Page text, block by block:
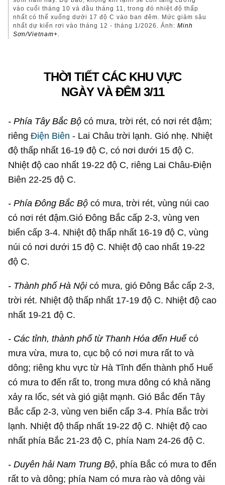
vào cuối tháng 10 và đầu tháng 11, trong đó nhiệt độ thấp
nhất có thể xuống dưới 17 độ C vào ban đêm. Mức giảm sâu
nhất dự kiến rơi vào tháng 12 - tháng 1/2026. Ảnh:Minh
Sơn/Vietnam+.
THỜI TIẾT CÁC KHU VỰC
NGÀY VÀ ĐÊM 3/11
- Phía Tây Bắc Bộcó mưa, trời rét, có nơi rét đậm;
riêngĐiện Biên - Lai Châu trời lạnh. Gió nhẹ. Nhiệt
độ thấp nhất 16-19 độ C, có nơi dưới 15 độ C.
Nhiệt độ cao nhất 19-22 độ C, riêng Lai Châu-Điện
Biên 22-25 độ C.
- Phía Đông Bắc Bộ có mưa, trời rét, vùng núi cao
có nơi rét đậm.Gió Đông Bắc cấp 2-3, vùng ven
biển cấp 3-4. Nhiệt độ thấp nhất 16-19 độ C, vùng
núi có nơi dưới 15 độ C. Nhiệt độ cao nhất 19-22
độ C.
- Thành phố Hà Nộicó mưa, gió Đông Bắc cấp 2-3,
trời rét. Nhiệt độ thấp nhất 17-19 độ C. Nhiệt độ cao
nhất 19-21 độ C.
- Các tỉnh, thành phố từ Thanh Hóa đến Huếcó
mưa vừa, mưa to, cục bộ có nơi mưa rất to và
dông; riêng khu vực từ Hà Tĩnh đến thành phố Huế
có mưa to đến rất to, trong mưa dông có khả năng
xảy ra lốc, sét và gió giật mạnh. Gió Bắc đến Tây
Bắc cấp 2-3, vùng ven biển cấp 3-4. Phía Bắc trời
lạnh. Nhiệt độ thấp nhất 19-22 độ C. Nhiệt độ cao
nhất phía Bắc 21-23 độ C, phía Nam 24-26 độ C.
- Duyên hải Nam Trung Bộ, phía Bắc có mưa to đến
rất to và dông; phía Nam có mưa rào và dông vài